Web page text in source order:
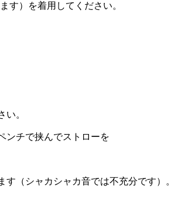
す）を着用してください。
。
ンチで挟んでストローを
（シャカシャカ音では不充分です）。